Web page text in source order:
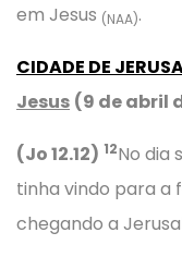
em Jesus (NAA).
CIDADE DE
Jesus (9 de abril
(Jo 12.12) 12No dia
tinha vindo para a
chegando a